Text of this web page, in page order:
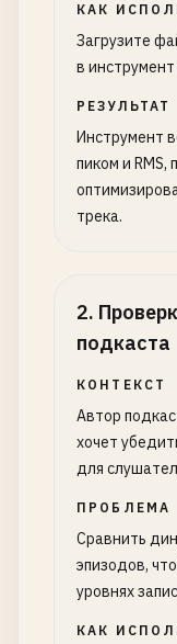
КАК
Загрузите
в
РЕЗУЛЬТАТ
Инструмент
пиком и RMS,
трека.
2.
подкаста
КОНТЕКСТ
Автор
хочет
для
ПРОБЛЕМА
Сравнить
эпизодов,
уровнях
КАК